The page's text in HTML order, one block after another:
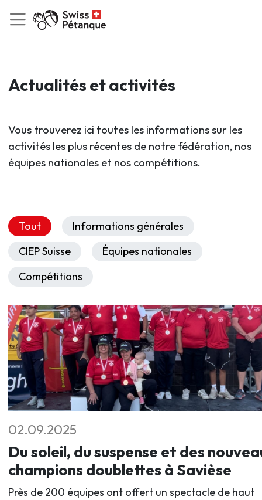
Actualités et activités
Vous trouverez ici toutes les informations sur les
activités les plus récentes de notre fédération, nos
équipes nationales et nos compétitions.
Tout
Informations générales
CIEP Suisse
Équipes nationales
Compétitions
02.09.2025
Du soleil, du suspense et des
champions doublettes à Savièse
Près de 200 équipes ont offert un spectacle de haut